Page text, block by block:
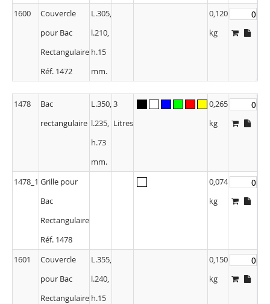
1600
Couvercle
pour Bac
Rectangulaire
Réf. 1472
L.305,
l.210,
h.15
mm.
0,120
kg
1478
Bac
rectangulaire
L.350,
l.235,
h.73
mm.
3
Litres
0,265
kg
1478_1 Grille pour
Bac
Rectangulaire
Réf. 1478
0,074
kg
1601
Couvercle
pour Bac
Rectangulaire
L.355,
l.240,
h.15
0,150
kg